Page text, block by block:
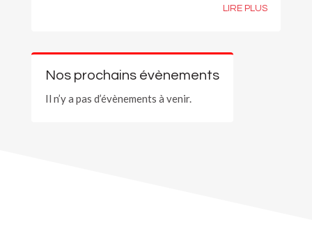
LIRE PLUS
Nos prochains évènements
Il n’y a pas d’évènements à venir.